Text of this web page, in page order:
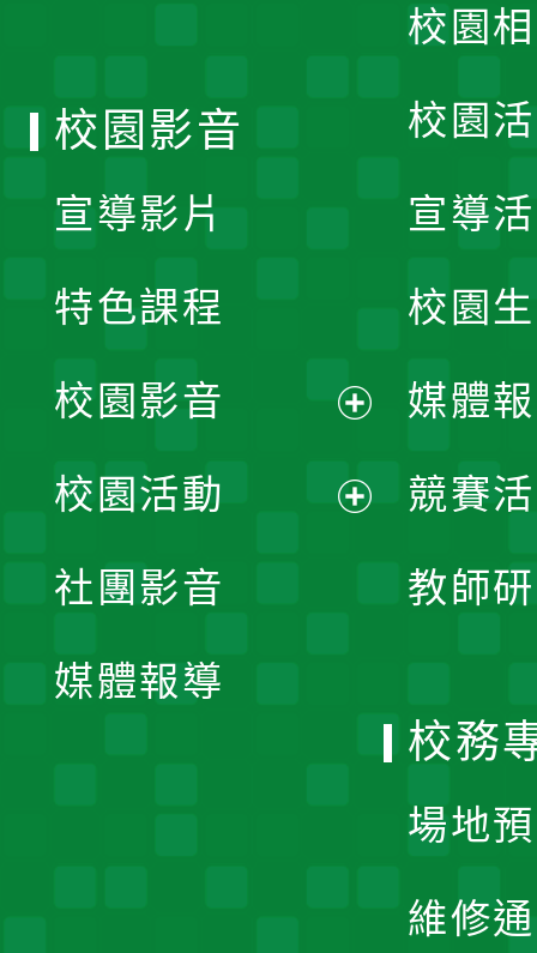
校園
校園
宣導
校園
媒體
競賽
教師
校園影音
宣導影片
特色課程
校園影音
開
校園活動
社團影音
媒體報導
校務
場地
維修